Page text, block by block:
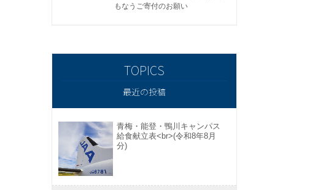
もなうご寄付のお願い
最近の投稿
青梅・能登・鴨川キャンパス
給食献立表<br>(令和8年8月
分)